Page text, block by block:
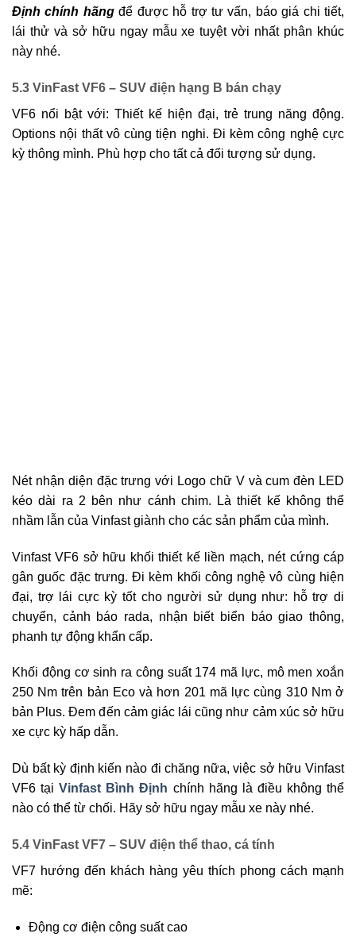
Định chính hãngđể được hỗ trợ tư vấn, báo giá chi tiết,
lái thử và sở hữu ngay mẫu xe tuyệt vời nhất phân khúc
này nhé.
5.3 VinFast VF6 – SUV điện hạng B bán chạy
VF6 nổi bật với: Thiết kế hiện đại, trẻ trung năng động.
Options nội thất vô cùng tiện nghi. Đi kèm công nghệ cực
kỳ thông mình. Phù hợp cho tất cả đối tượng sử dụng.
Nét nhận diện đặc trưng với Logo chữ V và cum đèn LED
kéo dài ra 2 bên như cánh chim. Là thiết kế không thể
nhầm lẫn của Vinfast giành cho các sản phẩm của mình.
Vinfast VF6 sở hữu khối thiết kế liền mạch, nét cứng cáp
gân guốc đặc trưng. Đi kèm khối công nghệ vô cùng hiện
đại, trợ lái cực kỳ tốt cho người sử dụng như: hỗ trợ di
chuyển, cảnh báo rada, nhận biết biển báo giao thông,
phanh tự động khẩn cấp.
Khối động cơ sinh ra công suất 174 mã lực, mô men xoắn
250 Nm trên bản Eco và hơn 201 mã lực cùng 310 Nm ở
bản Plus. Đem đến cảm giác lái cũng như cảm xúc sở hữu
xe cực kỳ hấp dẫn.
Dù bất kỳ định kiến nào đi chăng nữa, việc sở hữu Vinfast
VF6 tạiVinfast Bình Định chính hãng là điều không thể
nào có thể từ chối. Hãy sở hữu ngay mẫu xe này nhé.
5.4 VinFast VF7 – SUV điện thể thao, cá tính
VF7 hướng đến khách hàng yêu thích phong cách mạnh
mẽ:
Động cơ điện công suất cao